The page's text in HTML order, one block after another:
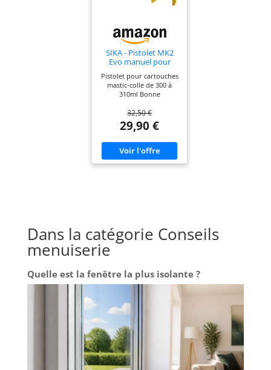
et produit plus de 3 000
SIKA - Pistolet MK2
Evo manuel pour
colle 310ml
Pistolet pour cartouches
mastic-colle de 300 à
310ml Bonne
positions Introduction
facile de la cartouche
dans le berceau Crosse
accrochage facile
Débrayage facile système
anti-goutte
32,50 €
29,90 €
Dans la catégorie Conseils
menuiserie
Quelle est la fenêtre la plus isolante ?